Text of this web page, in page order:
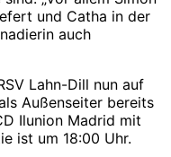
und Catha in der
auch
Lahn-Dill nun auf
Außenseiter bereits
Ilunion Madrid mit
ist um 18:00 Uhr.